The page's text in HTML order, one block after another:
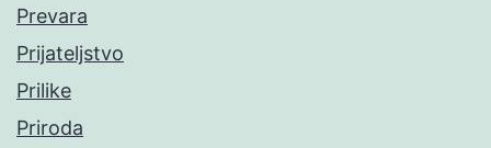
Prevara
Prijateljstvo
Prilike
Priroda